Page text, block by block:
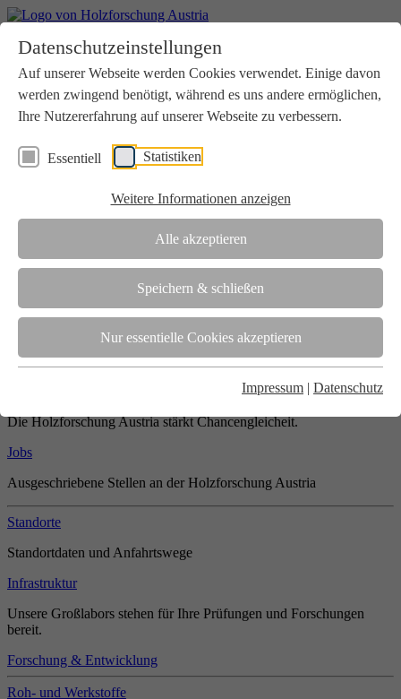
Datenschutzeinstellungen
Auf unserer Webseite werden Cookies verwendet. Einige davon
werden zwingend benötigt, während es uns andere ermöglichen,
Ihre Nutzererfahrung auf unserer Webseite zu verbessern.
Essentiell Statistiken
Weitere Informationen anzeigen
Alle akzeptieren
Speichern & schließen
Nur essentielle Cookies akzeptieren
Impressum | Datenschutz
Aktuelles
Downloads
Kontakt
Login
Verein
Wir unterstützen die Interessen der Holzbranche in enger
Zusammenarbeit mit Wissenschaft und Wirtschaft.
Die Holzforschung Austria ist akkreditierte Prüf-, Inspektions- und
Team
Unsere gesamte Kompetenz ist in unseren Mitarbeiter:innen
gebündelt
Die Holzforschung Austria stärkt Chancengleicheit.
Jobs
Ausgeschriebene Stellen an der Holzforschung Austria
Standorte
Standortdaten und Anfahrtswege
Infrastruktur
Unsere Großlabors stehen für Ihre Prüfungen und Forschungen
bereit.
Forschung & Entwicklung
Roh- und Werkstoffe